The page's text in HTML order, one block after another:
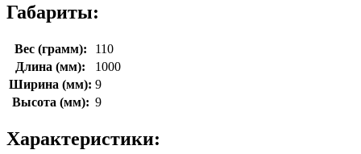
Габариты:
Вес (грамм):
110
Длина (мм):
1000
Ширина (мм): 9
Высота (мм): 9
Характеристики: